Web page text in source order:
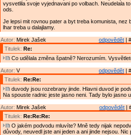
vysvetlila svoje vyjednavani po volbach. Neudelala
ods.
Je lepsi mit rovnou pater a byt treba komunista, nez
lhar treba u dalajlamy.
odpovědět |
Autor: Mirek Jašek
Titulek: Re:
Co udělala změna špatně? Nerozumím.
odpovědět |
Autor: V
Titulek: Re:Re:
duvody jsou rozebrany jinde. Hlavni duvod je
Na spouste radnic jeste jasno neni. Tady bylo jasno
odpovědět |
Autor: Mirek Jašek
Titulek: Re:Re:Re:
O jakém podvodu mluvíte? Mně tedy nijak
důvody, neuvedl jste ani jeden a ani jinde nejsou. Nic